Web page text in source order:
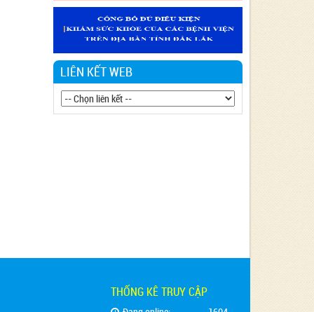
Văn bản 24/KH-SYT về việc thực hiện
Chương trình hành động thực hiện Nghị
quyết số 01/NQ-CP ngày 05/01/2024 của
thực hiện Kế hoạch phát triển kinh tế - xã
hội và Dự toán ngân sách nhà nước năm
2024 - Lĩnh vực Y tế
Văn bản 90/KH-BCĐ-PH06 thực hiện
tế
LIÊN KẾT WEB
THỐNG KÊ TRUY CẬP